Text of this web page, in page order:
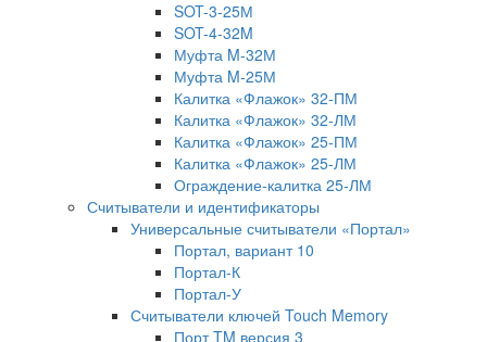
SOT-3-25М
SOT-4-32M
Муфта M-32М
Муфта M-25М
Калитка «Флажок» 32-ПМ
Калитка «Флажок» 32-ЛМ
Калитка «Флажок» 25-ПМ
Калитка «Флажок» 25-ЛМ
Ограждение-калитка 25-ЛМ
Считыватели и идентификаторы
Универсальные считыватели «Портал»
Портал, вариант 10
Портал-К
Портал-У
Считыватели ключей Touch Memory
Порт TM версия 3